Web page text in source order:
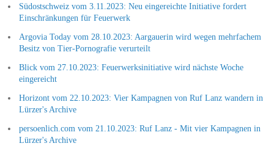
Südostschweiz vom 3.11.2023: Neu eingereichte Initiative fordert
Einschränkungen für Feuerwerk
Argovia Today vom 28.10.2023: Aargauerin wird wegen mehrfachem
Besitz von Tier-Pornografie verurteilt
Blick vom 27.10.2023: Feuerwerksinitiative wird nächste Woche
eingereicht
Horizont vom 22.10.2023: Vier Kampagnen von Ruf Lanz wandern in
Lürzer's Archive
persoenlich.com vom 21.10.2023: Ruf Lanz - Mit vier Kampagnen in
Lürzer's Archive